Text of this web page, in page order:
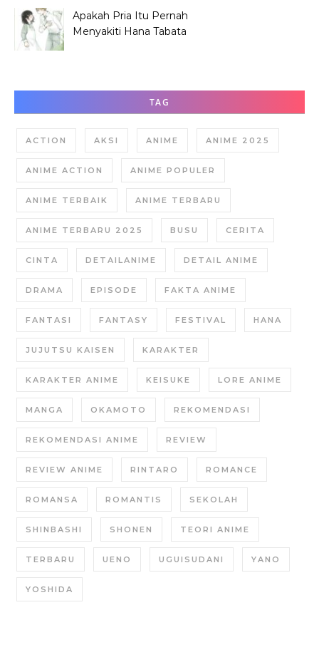
Apakah Pria Itu Pernah
Menyakiti Hana Tabata
TAG
ACTION AKSI ANIME ANIME 2025
ANIME ACTION ANIME POPULER
ANIME TERBAIK ANIME TERBARU
ANIME TERBARU 2025 BUSU CERITA
CINTA DETAILANIME DETAIL ANIME
DRAMA EPISODE FAKTA ANIME
FANTASI FANTASY FESTIVAL HANA
JUJUTSU KAISEN KARAKTER
KARAKTER ANIME KEISUKE LORE ANIME
MANGA OKAMOTO REKOMENDASI
REKOMENDASI ANIME REVIEW
REVIEW ANIME RINTARO ROMANCE
ROMANSA ROMANTIS SEKOLAH
SHINBASHI SHONEN TEORI ANIME
TERBARU UENO UGUISUDANI YANO
YOSHIDA